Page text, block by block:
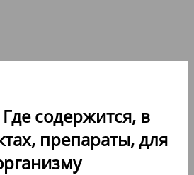
содержится, в
препараты, для